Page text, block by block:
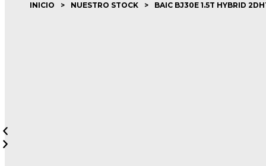
INICIO > NUESTRO STOCK > BAIC BJ30E 1.5T HYBRID